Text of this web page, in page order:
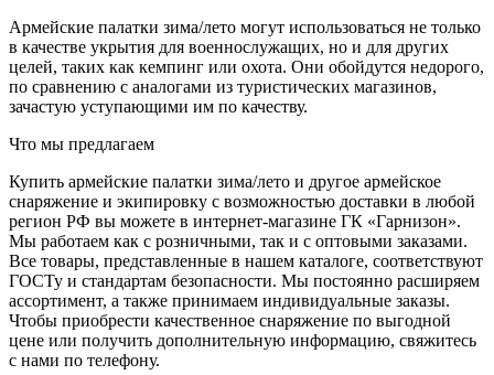
Армейские палатки зима/лето могут использоваться не только
в качестве укрытия для военнослужащих, но и для других
целей, таких как кемпинг или охота. Они обойдутся недорого,
по сравнению с аналогами из туристических магазинов,
зачастую уступающими им по качеству.
Что мы предлагаем
Купить армейские палатки зима/лето и другое армейское
снаряжение и экипировку с возможностью доставки в любой
регион РФ вы можете в интернет-магазине ГК «Гарнизон».
Мы работаем как с розничными, так и с оптовыми заказами.
Все товары, представленные в нашем каталоге, соответствуют
ГОСТу и стандартам безопасности. Мы постоянно расширяем
ассортимент, а также принимаем индивидуальные заказы.
Чтобы приобрести качественное снаряжение по выгодной
цене или получить дополнительную информацию, свяжитесь
с нами по телефону.